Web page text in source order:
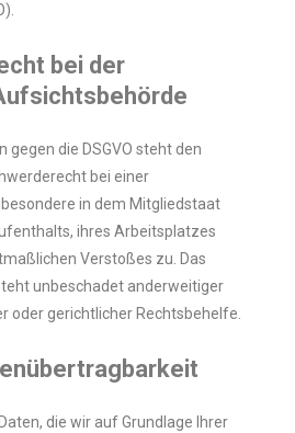
bei der
gegen die DSGVO steht den
bei einer
in dem Mitgliedstaat
ihres Arbeitsplatzes
Verstoßes zu. Das
unbeschadet anderweitiger
oder gerichtlicher Rechtsbehelfe.
die wir auf Grundlage Ihrer